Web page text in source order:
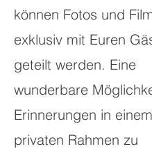
können Fotos und
exklusiv mit Euren
geteilt werden. Eine
wunderbare
Erinnerungen in einem
privaten Rahmen zu